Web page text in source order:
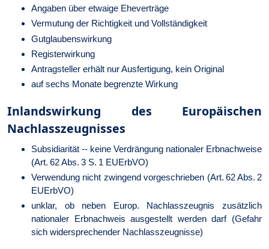
Angaben über etwaige Eheverträge
Vermutung der Richtigkeit und Vollständigkeit
Gutglaubenswirkung
Registerwirkung
Antragsteller erhält nur Ausfertigung, kein Original
auf sechs Monate begrenzte Wirkung
Inlandswirkung des Europäischen
Nachlasszeugnisses
Subsidiarität -- keine Verdrängung nationaler Erbnachweise
(Art. 62 Abs. 3 S. 1 EUErbVO)
Verwendung nicht zwingend vorgeschrieben (Art. 62 Abs. 2
EUErbVO)
unklar, ob neben Europ. Nachlasszeugnis zusätzlich
nationaler Erbnachweis ausgestellt werden darf (Gefahr
sich widersprechender Nachlasszeugnisse)